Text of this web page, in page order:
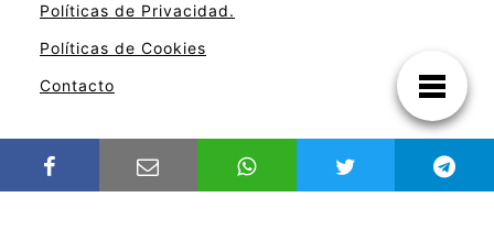
Políticas de Privacidad.
Políticas de Cookies
Contacto